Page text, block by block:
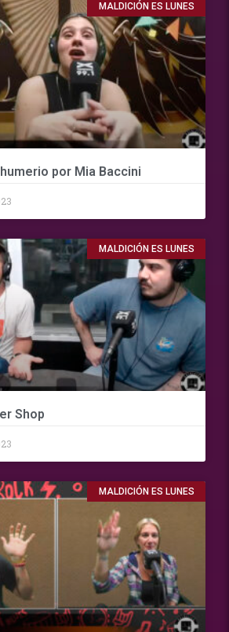
MALDICIÓN ES LUNES
por Mia Baccini
MALDICIÓN ES LUNES
Shop
MALDICIÓN ES LUNES